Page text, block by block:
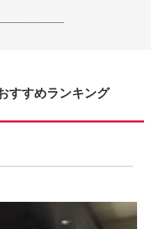
すすめランキング